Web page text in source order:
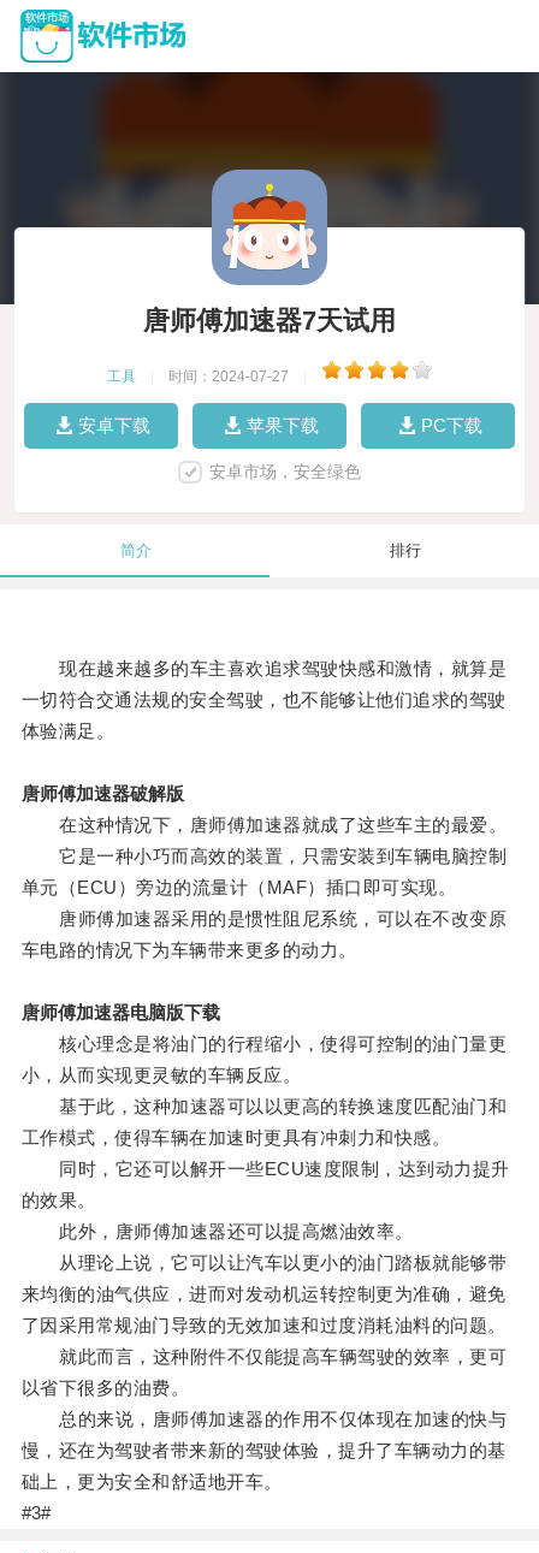
唐师傅加速器7天试用
工具 时间：2024-07-27
安卓下载 苹果下载 PC下载
安卓市场，安全绿色
简介 排行
现在越来越多的车主喜欢追求驾驶快感和激情，就算是
一切符合交通法规的安全驾驶，也不能够让他们追求的驾驶
体验满足。
唐师傅加速器破解版
在这种情况下，唐师傅加速器就成了这些车主的最爱。
它是一种小巧而高效的装置，只需安装到车辆电脑控制
单元（ECU）旁边的流量计（MAF）插口即可实现。
唐师傅加速器采用的是惯性阻尼系统，可以在不改变原
车电路的情况下为车辆带来更多的动力。
唐师傅加速器电脑版下载
核心理念是将油门的行程缩小，使得可控制的油门量更
小，从而实现更灵敏的车辆反应。
基于此，这种加速器可以以更高的转换速度匹配油门和
工作模式，使得车辆在加速时更具有冲刺力和快感。
同时，它还可以解开一些ECU速度限制，达到动力提升
的效果。
此外，唐师傅加速器还可以提高燃油效率。
从理论上说，它可以让汽车以更小的油门踏板就能够带
来均衡的油气供应，进而对发动机运转控制更为准确，避免
了因采用常规油门导致的无效加速和过度消耗油料的问题。
就此而言，这种附件不仅能提高车辆驾驶的效率，更可
以省下很多的油费。
总的来说，唐师傅加速器的作用不仅体现在加速的快与
慢，还在为驾驶者带来新的驾驶体验，提升了车辆动力的基
础上，更为安全和舒适地开车。
#3#